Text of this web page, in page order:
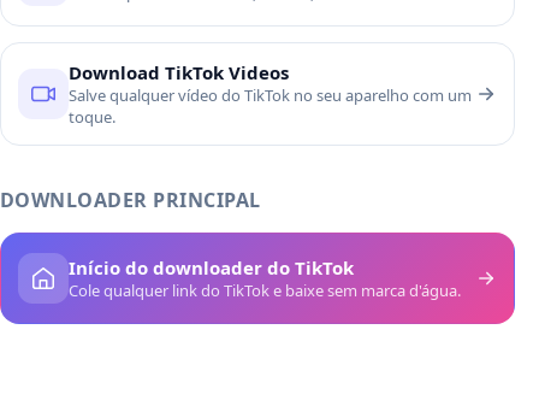
Download TikTok Videos
Salve qualquer vídeo do TikTok no seu aparelho com um
toque.
DOWNLOADER PRINCIPAL
Início do downloader do TikTok
Cole qualquer link do TikTok e baixe sem marca d'água.